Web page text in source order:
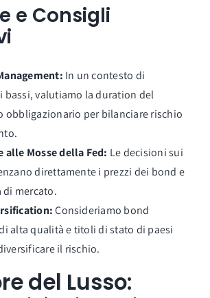
e Consigli
In un contesto di
bassi, valutiamo la duration del
obbligazionario per bilanciare rischio
alle Mosse della Fed: Le decisioni sui
direttamente i prezzi dei bond e
mercato.
Consideriamo bond
alta qualità e titoli di stato di paesi
il rischio.
del Lusso: